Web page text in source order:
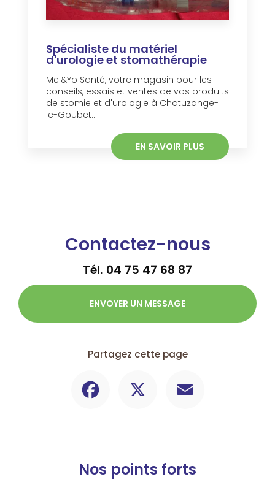
Spécialiste du matériel
d'urologie et stomathérapie
Mel&Yo Santé, votre magasin pour les
conseils, essais et ventes de vos produits
de stomie et d'urologie à Chatuzange-
le-Goubet....
EN SAVOIR PLUS
Contactez-nous
Tél. 04 75 47 68 87
ENVOYER UN MESSAGE
Partagez cette page
Nos points forts